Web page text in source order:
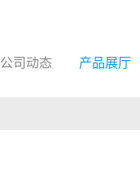
公司动态 产品展厅